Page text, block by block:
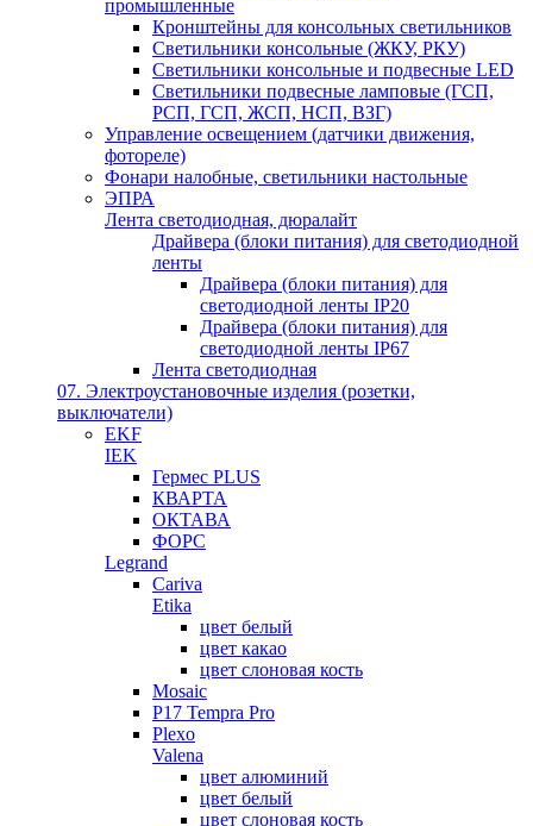
промышленные
Кронштейны для консольных светильников
Светильники консольные (ЖКУ, РКУ)
Светильники консольные и подвесные LED
Светильники подвесные ламповые (ГСП,
РСП, ГСП, ЖСП, НСП, ВЗГ)
Управление освещением (датчики движения,
фотореле)
Фонари налобные, светильники настольные
ЭПРА
Лента светодиодная, дюралайт
Драйвера (блоки питания) для светодиодной
ленты
Драйвера (блоки питания) для
светодиодной ленты IP20
Драйвера (блоки питания) для
светодиодной ленты IP67
Лента светодиодная
07. Электроустановочные изделия (розетки,
выключатели)
EKF
IEK
Гермес PLUS
КВАРТА
ОКТАВА
ФОРС
Legrand
Cariva
Etika
цвет белый
цвет какао
цвет слоновая кость
Mosaic
P17 Tempra Pro
Plexo
Valena
цвет алюминий
цвет белый
цвет слоновая кость